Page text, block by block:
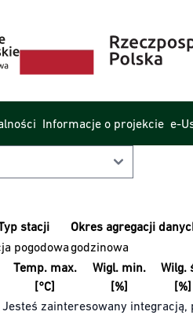
Informacje o projekcie e-
stacji Okres agregacji
pogodowagodzinowa
Temp. max.
[°C]
Wigl. min.
[%]
Wilg.
[%]
Jesteś zainteresowany